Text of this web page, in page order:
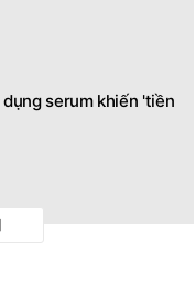
serum khiến 'tiền